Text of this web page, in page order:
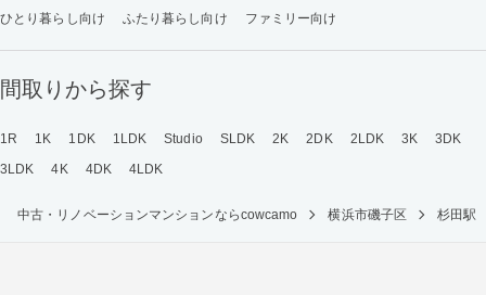
ひとり暮らし向け
ふたり暮らし向け ファミリー向け
間取りから探す
1R 1K 1DK 1LDK Studio SLDK 2K 2DK 2LDK 3K
3DK
3LDK
4K 4DK 4LDK
中古・リノベーションマンションならcowcamo 横浜市磯子区 杉田駅